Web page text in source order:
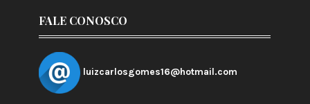
FALE CONOSCO
luizcarlosgomes16@hotmail.com